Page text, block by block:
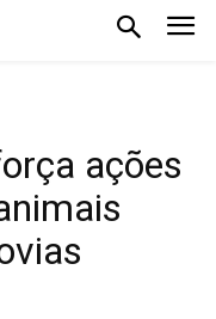
ações